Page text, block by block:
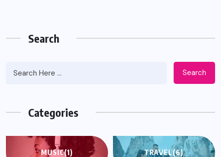
Search
Search
Categories
MUSIC(1) TRAVEL(6)